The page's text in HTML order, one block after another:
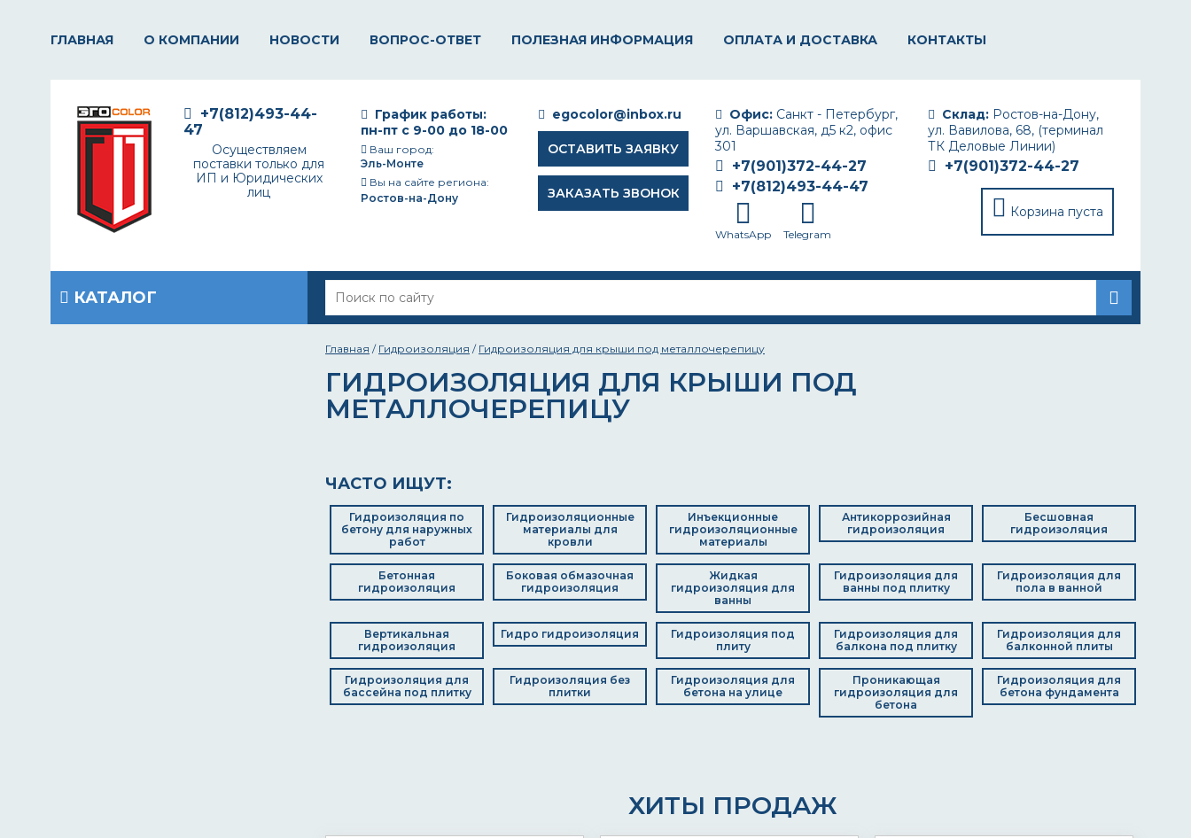
ГЛАВНАЯ О КОМПАНИИ НОВОСТИ ВОПРОС-ОТВЕТ ПОЛЕЗНАЯ ИНФОРМАЦИЯ ОПЛАТА И ДОСТАВКА КОНТАКТЫ
Склад: Ростов-на-Дону,
ул. Вавилова, 68, (терминал
ТК Деловые Линии)
+7(901)372-44-27
Корзина пуста
Офис: Санкт - Петербург,
ул. Варшавская, д5 к2, офис
301
+7(901)372-44-27
+7(812)493-44-47
WhatsApp Telegram
egocolor@inbox.ru
ОСТАВИТЬ ЗАЯВКУ
ЗАКАЗАТЬ ЗВОНОК
График работы:
пн-пт с 9-00 до 18-00
Ваш город:
Эль-Монте
Вы на сайте региона:
Ростов-на-Дону
+7(812)493-44-
47
Осуществляем
поставки только для
ИП и Юридических
лиц
КАТАЛОГ
Главная / Гидроизоляция / Гидроизоляция для крыши под металлочерепицу
ГИДРОИЗОЛЯЦИЯ ДЛЯ КРЫШИ ПОД
МЕТАЛЛОЧЕРЕПИЦУ
ЧАСТО ИЩУТ:
Гидроизоляция по
бетону для наружных
работ
Гидроизоляционные
материалы для
кровли
Инъекционные
гидроизоляционные
материалы
Антикоррозийная
гидроизоляция
Бесшовная
гидроизоляция
Бетонная
гидроизоляция
Боковая обмазочная
гидроизоляция
Жидкая
гидроизоляция для
ванны
Гидроизоляция для
ванны под плитку
Гидроизоляция для
пола в ванной
Вертикальная
гидроизоляция
Гидро гидроизоляция
Гидроизоляция под
плиту
Гидроизоляция для
балкона под плитку
Гидроизоляция для
балконной плиты
Гидроизоляция для
бассейна под плитку
Гидроизоляция без
плитки
Гидроизоляция для
бетона на улице
Проникающая
гидроизоляция для
бетона
Гидроизоляция для
бетона фундамента
ХИТЫ ПРОДАЖ